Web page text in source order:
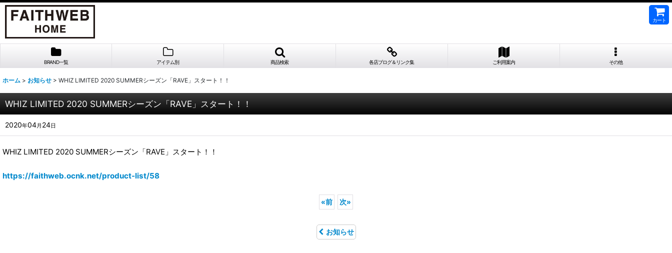
カート
BRAND一覧 アイテム別 商品検索 各店ブログ＆リンク集 ご利用案内 その他
ホーム > お知らせ > WHIZ LIMITED 2020 SUMMERシーズン「RAVE」スタート！！
WHIZ LIMITED 2020 SUMMERシーズン「RAVE」スタート！！
2020年04月 24日
WHIZ LIMITED 2020 SUMMERシーズン「RAVE」スタート！！
https://faithweb.ocnk.net/product-list/58
«前 次»
お知らせ